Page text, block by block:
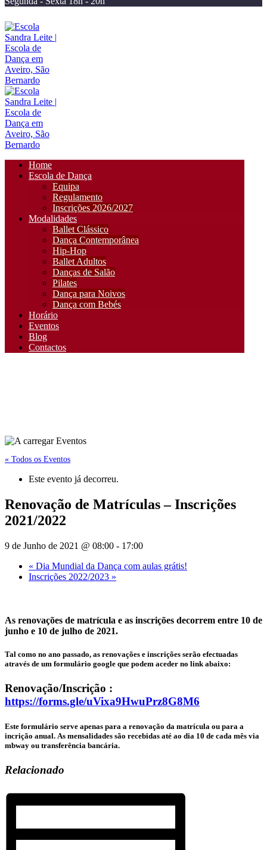
Home
Escola de Dança
Equipa
Regulamento
Inscrições 2026/2027
Modalidades
Ballet Clássico
Dança Contemporânea
Hip-Hop
Ballet Adultos
Danças de Salão
Pilates
Dança para Noivos
Dança com Bebés
Horário
Eventos
Blog
Contactos
« Todos os Eventos
Este evento já decorreu.
Renovação de Matrículas – Inscrições
2021/2022
9 de Junho de 2021 @ 08:00 - 17:00
« Dia Mundial da Dança com aulas grátis!
Inscrições 2022/2023 »
As renovações de matrícula e as inscrições decorrem entre 10 de
junho e 10 de julho de 2021.
Tal como no ano passado, as renovações e inscrições serão efectuadas
através de um formulário google que podem aceder no link abaixo:
Renovação/Inscrição :
https://forms.gle/uVixa9HwuPrz8G8M6
Este formulário serve apenas para a renovação da matrícula ou para a
incrição anual. As mensalidades são recebidas até ao dia 10 de cada mês via
mbway ou transferência bancária.
Relacionado